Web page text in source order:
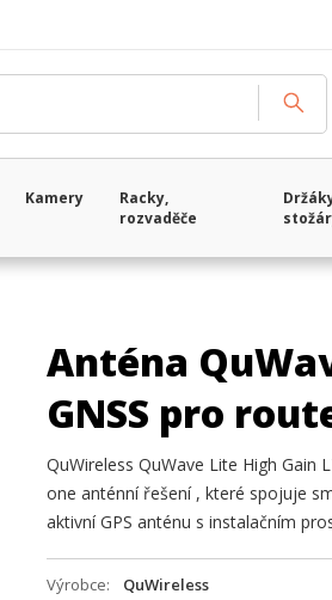
Kamery
Racky,
rozvaděče
Anténa
GNSS pro
QuWireless QuWave Lite High Gain
one anténní řešení , které spojuje
aktivní GPS anténu s instalačním
Výrobce QuWireless